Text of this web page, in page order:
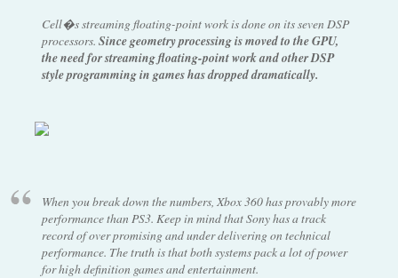
Cell�s streaming floating-point work is done on its seven DSP
processors. Since geometry processing is moved to the GPU,
the need for streaming floating-point work and other DSP
style programming in games has dropped dramatically.
When you break down the numbers, Xbox 360 has provably more
performance than PS3. Keep in mind that Sony has a track
record of over promising and under delivering on technical
performance. The truth is that both systems pack a lot of power
for high definition games and entertainment.